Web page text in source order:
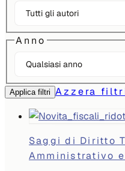
Anno
Applica filtri Azzera
Saggi di Diritto
Amministrativo